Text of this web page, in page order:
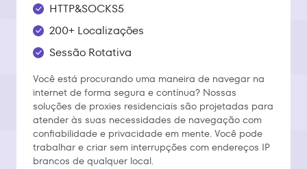
HTTP&SOCKS5
200+ Localizações
Sessão Rotativa
Você está procurando uma maneira de navegar na
internet de forma segura e contínua? Nossas
soluções de proxies residenciais são projetadas para
atender às suas necessidades de navegação com
confiabilidade e privacidade em mente. Você pode
trabalhar e criar sem interrupções com endereços IP
brancos de qualquer local.